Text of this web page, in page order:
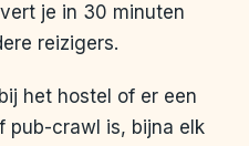
je in 30 minuten
reizigers.
het hostel of er een
pub-crawl is, bijna elk